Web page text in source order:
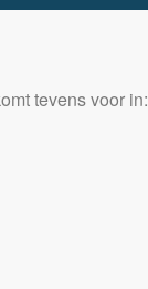
tevens voor in: